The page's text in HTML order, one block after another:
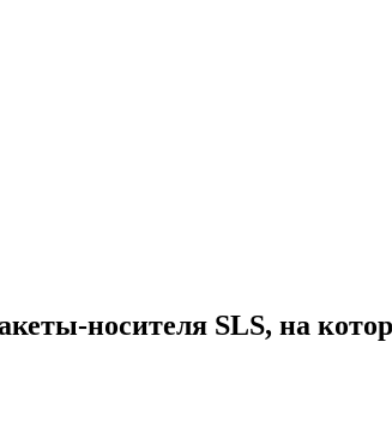
носителя SLS, на